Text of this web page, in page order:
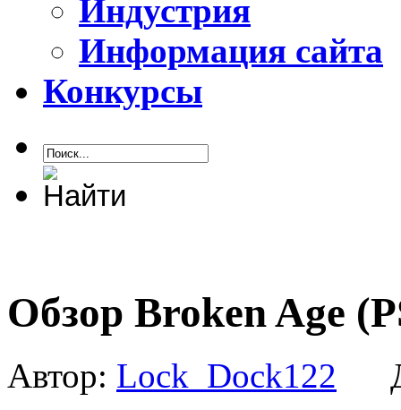
Индустрия
Информация сайта
Конкурсы
Обзор Broken Age
Автор: Lock_Dock122